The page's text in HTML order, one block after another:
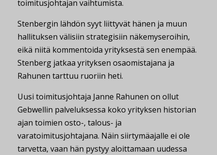
toimitusjohtajan vaihtumista.
Stenbergin lähdön syyt liittyvät hänen ja muun
hallituksen välisiin strategisiin näkemyseroihin,
eikä niitä kommentoida yrityksestä sen enempää.
Stenberg jatkaa yrityksen osaomistajana ja
Rahunen tarttuu ruoriin heti.
Uusi toimitusjohtaja Janne Rahunen on ollut
Gebwellin palveluksessa koko yrityksen historian
ajan toimien osto-, talous- ja
varatoimitusjohtajana. Näin siirtymäajalle ei ole
tarvetta, vaan hän pystyy aloittamaan uudessa